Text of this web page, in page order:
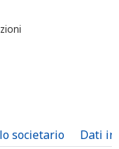
societario Dati